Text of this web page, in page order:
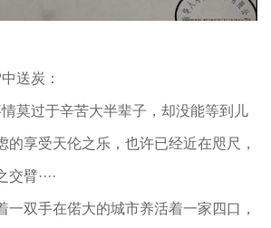
送炭：
莫过于辛苦大半辈子，却没能等到儿
的享受天伦之乐，也许已经近在咫尺，
臂····
一双手在偌大的城市养活着一家四口，